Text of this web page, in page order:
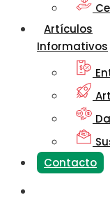
Artículos
Informativos
Contacto